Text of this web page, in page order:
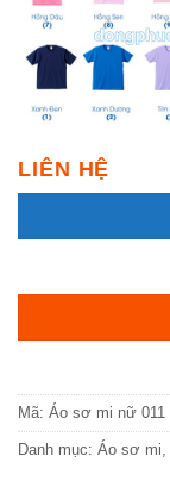
LIÊN HỆ
Mã: Áo sơ mi nữ 011
Danh mục: Áo sơ mi,